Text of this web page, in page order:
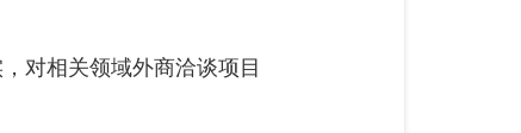
对相关领域外商洽谈项目